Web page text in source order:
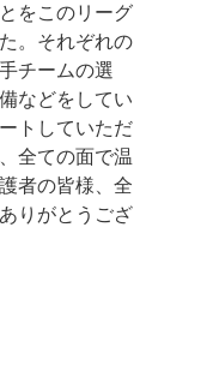
をこのリーグ
。それぞれの
チームの選
などをしてい
トしていただ
全ての面で温
者の皆様、全
りがとうござ